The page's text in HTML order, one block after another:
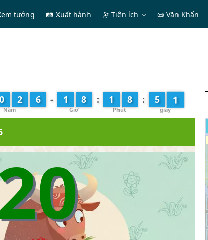
tướng 🛤 Xuất hành 🔭 Tiện ích 📜 Văn Khấn
2 6 - 1 8 : 1 8 : 5 2